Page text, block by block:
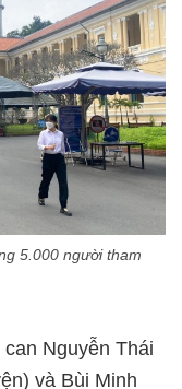
5.000 người tham
Nguyễn Thái
và Bùi Minh